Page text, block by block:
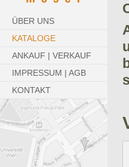
ÜBER UNS
KATALOGE
ANKAUF | VERKAUF
IMPRESSUM | AGB
KONTAKT